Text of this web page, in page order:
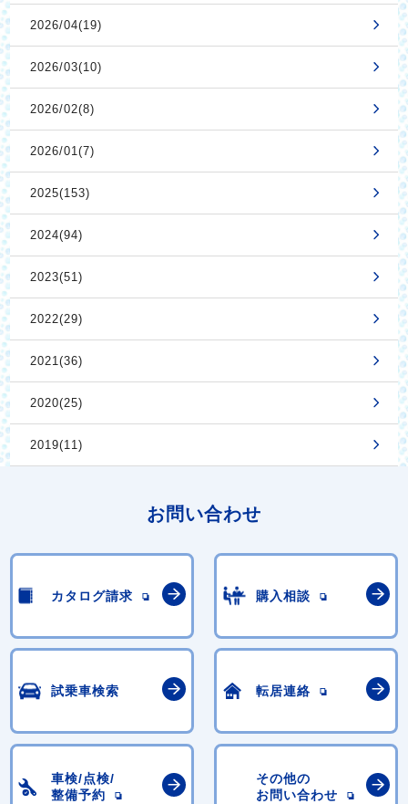
2026/04(19)
2026/03(10)
2026/02(8)
2026/01(7)
2025(153)
2024(94)
2023(51)
2022(29)
2021(36)
2020(25)
2019(11)
お問い合わせ
カタログ請求 購入相談
試乗車検索 転居連絡
車検/点検/
整備予約
その他の
お問い合わせ